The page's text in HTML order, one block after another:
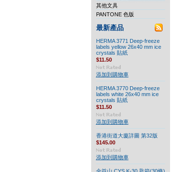
其他文具
PANTONE 色版
最新產品
HERMA 3771 Deep-freeze
labels yellow 26x40 mm ice
crystals 貼紙
$11.50
添加到購物車
HERMA 3770 Deep-freeze
labels white 26x40 mm ice
crystals 貼紙
$11.50
添加到購物車
香港街道大廈詳圖 第32版
$145.00
添加到購物車